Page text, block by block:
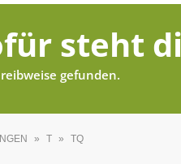
steht
gefunden.
» T » TQ